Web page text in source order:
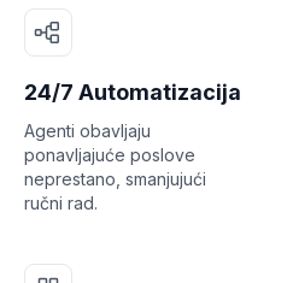
24/7 Automatizacija
Agenti obavljaju
ponavljajuće poslove
neprestano, smanjujući
ručni rad.